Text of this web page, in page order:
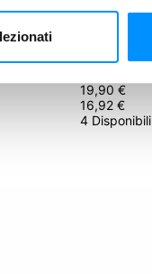
Anniversary
Valpiedra:
Pif Games
19,90 €
16,92 €
4 Disponibili